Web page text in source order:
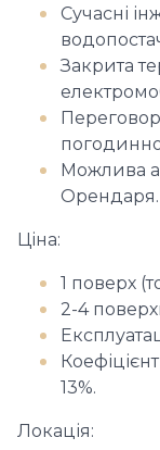
Сучасні
Закрита
Можлива
Орендаря.
Ціна:
1 поверх
2-4
13%.
Локація: